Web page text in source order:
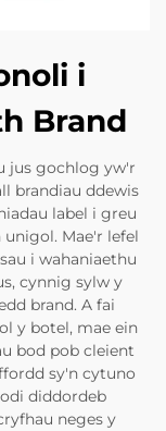
i
Brand
jus gochlog yw'r
brandiau ddewis
label i greu
Mae'r lefel
i wahaniaethu
cynnig sylw y
brand. A fai
y botel, mae ein
bod pob cleient
sy'n cytuno
diddordeb
neges y